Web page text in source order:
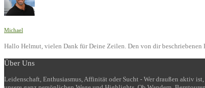
Michael
Hallo Helmut, vielen Dank für Deine Zeilen. Den von dir
Über Uns
Leidenschaft, Enthusiasmus, Affinität oder Sucht - Wer draußen aktiv